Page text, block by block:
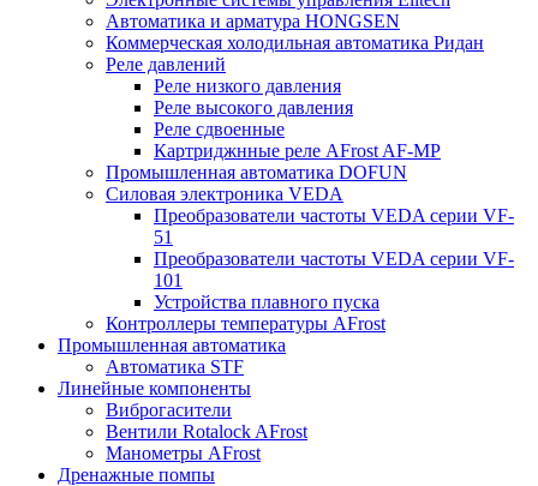
Автоматика и арматура HONGSEN
Коммерческая холодильная автоматика Ридан
Реле давлений
Реле низкого давления
Реле высокого давления
Реле сдвоенные
Картриджнные реле AFrost AF-MP
Промышленная автоматика DOFUN
Силовая электроника VEDA
Преобразователи частоты VEDA серии VF-
51
Преобразователи частоты VEDA серии VF-
101
Устройства плавного пуска
Контроллеры температуры AFrost
Промышленная автоматика
Автоматика STF
Линейные компоненты
Виброгасители
Вентили Rotalock AFrost
Манометры AFrost
Дренажные помпы